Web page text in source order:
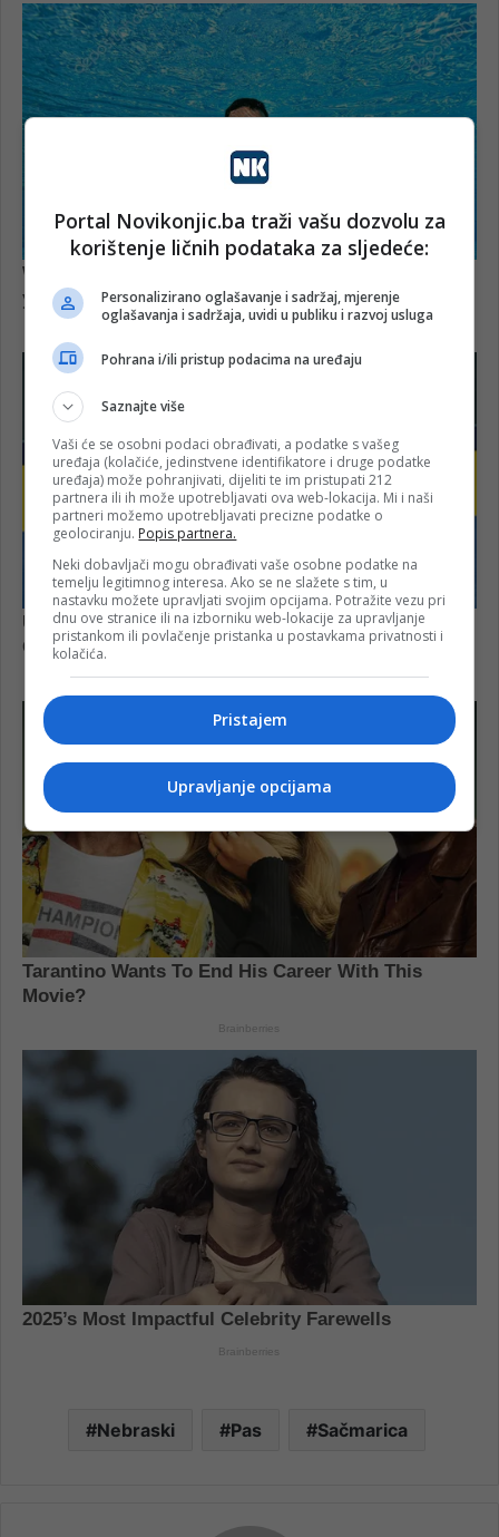
Nebraski Pas Sačmarica
Portal Novikonjic.ba traži vašu dozvolu za
korištenje ličnih podataka za sljedeće:
Personalizirano oglašavanje i sadržaj, mjerenje
oglašavanja i sadržaja, uvidi u publiku i razvoj usluga
Pohrana i/ili pristup podacima na uređaju
Saznajte više
Vaši će se osobni podaci obrađivati, a podatke s vašeg
uređaja (kolačiće, jedinstvene identifikatore i druge podatke
uređaja) može pohranjivati, dijeliti te im pristupati 212
partnera ili ih može upotrebljavati ova web-lokacija. Mi i naši
partneri možemo upotrebljavati precizne podatke o
geolociranju. Popis partnera.
Neki dobavljači mogu obrađivati vaše osobne podatke na
temelju legitimnog interesa. Ako se ne slažete s tim, u
nastavku možete upravljati svojim opcijama. Potražite vezu pri
dnu ove stranice ili na izborniku web-lokacije za upravljanje
pristankom ili povlačenje pristanka u postavkama privatnosti i
kolačića.
Pristajem
Upravljanje opcijama